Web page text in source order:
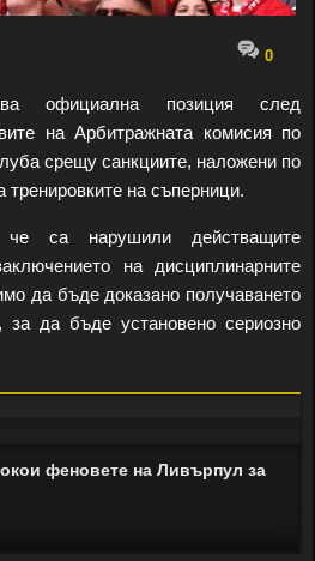
0
официална позиция след
на Арбитражната комисия по
срещу санкциите, наложени по
на съперници.
са нарушили действащите
на дисциплинарните
да бъде доказано получаването
за да бъде установено сериозно
феновете на Ливърпул за